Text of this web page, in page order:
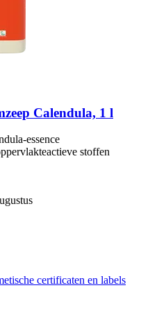
Calendula, 1 l
essence
stoffen
certificaten en labels